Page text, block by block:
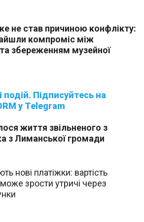
у Telegram
не став причиною конфлікту:
компроміс між
збереженням музейної
життя звільненого з
з Лиманської громади
нові платіжки: вартість
зрости утричі через